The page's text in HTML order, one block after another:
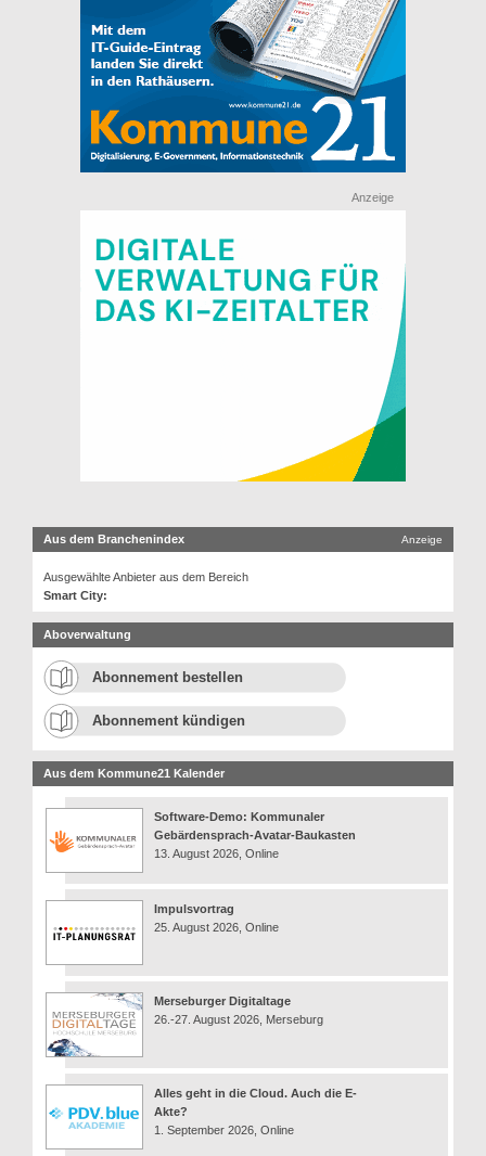
Anzeige
Aus dem Branchenindex Anzeige
Ausgewählte Anbieter aus dem Bereich
Smart City:
Aboverwaltung
Abonnement bestellen
Abonnement kündigen
Aus dem Kommune21 Kalender
Software-Demo: Kommunaler
Gebärdensprach-Avatar-Baukasten
13. August 2026, Online
Impulsvortrag
25. August 2026, Online
Merseburger Digitaltage
26.-27. August 2026, Merseburg
Alles geht in die Cloud. Auch die E-
Akte?
1. September 2026, Online